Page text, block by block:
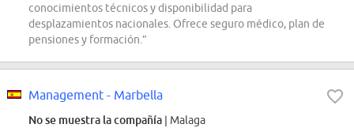
conocimientos técnicos y disponibilidad para
desplazamientos nacionales. Ofrece seguro médico, plan de
pensiones y formación.”
Management - Marbella
No se muestra la compañía | Malaga